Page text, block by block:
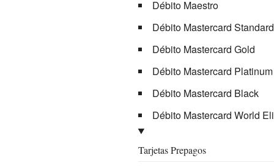
Débito Maestro
Débito Mastercard Standard
Débito Mastercard Gold
Débito Mastercard Platinum
Débito Mastercard Black
Débito Mastercard World
Tarjetas Prepagos